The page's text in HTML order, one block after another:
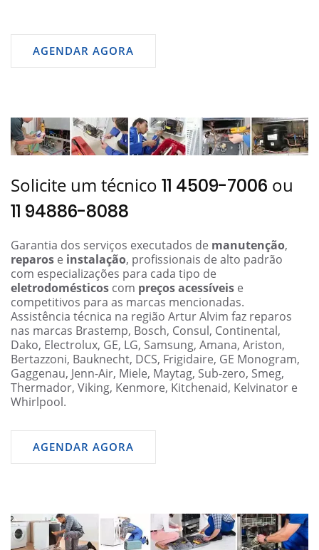
AGENDAR AGORA
Solicite um técnico 11 4509-7006 ou
11 94886-8088
Garantia dos serviços executados de manutenção,
reparos e instalação, profissionais de alto padrão
com especializações para cada tipo de
eletrodomésticos com preços acessíveis e
competitivos para as marcas mencionadas.
Assistência técnica na região Artur Alvim faz reparos
nas marcas Brastemp, Bosch, Consul, Continental,
Dako, Electrolux, GE, LG, Samsung, Amana, Ariston,
Bertazzoni, Bauknecht, DCS, Frigidaire, GE Monogram,
Gaggenau, Jenn-Air, Miele, Maytag, Sub-zero, Smeg,
Thermador, Viking, Kenmore, Kitchenaid, Kelvinator e
Whirlpool.
AGENDAR AGORA